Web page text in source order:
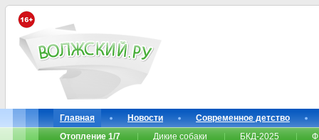
Главная Новости
Современное детство
Отопление 1/7
Дикие собаки БКД-2025